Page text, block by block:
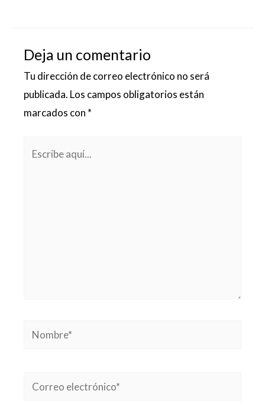
Deja un comentario
Tu dirección de correo electrónico no será
publicada. Los campos obligatorios están
marcados con *
Nombre*
Correo